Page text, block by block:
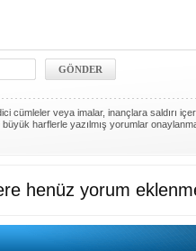
cümleler veya imalar, inançlara saldırı
harflerle yazılmış yorumlar
henüz yorum